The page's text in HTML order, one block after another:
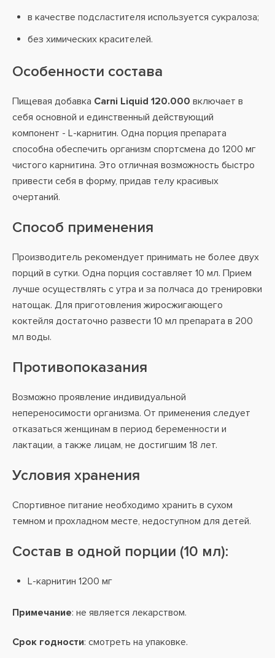
в качестве подсластителя используется сукралоза;
без химических красителей.
Особенности состава
Пищевая добавка Carni Liquid 120.000 включает в
себя основной и единственный действующий
компонент - L-карнитин. Одна порция препарата
способна обеспечить организм спортсмена до 1200 мг
чистого карнитина. Это отличная возможность быстро
привести себя в форму, придав телу красивых
очертаний.
Способ применения
Производитель рекомендует принимать не более двух
порций в сутки. Одна порция составляет 10 мл. Прием
лучше осуществлять с утра и за полчаса до тренировки
натощак. Для приготовления жиросжигающего
коктейля достаточно развести 10 мл препарата в 200
мл воды.
Противопоказания
Возможно проявление индивидуальной
непереносимости организма. От применения следует
отказаться женщинам в период беременности и
лактации, а также лицам, не достигшим 18 лет.
Условия хранения
Спортивное питание необходимо хранить в сухом
темном и прохладном месте, недоступном для детей.
Состав в одной порции (10 мл):
L-карнитин 1200 мг
Примечание: не является лекарством.
Срок годности: смотреть на упаковке.